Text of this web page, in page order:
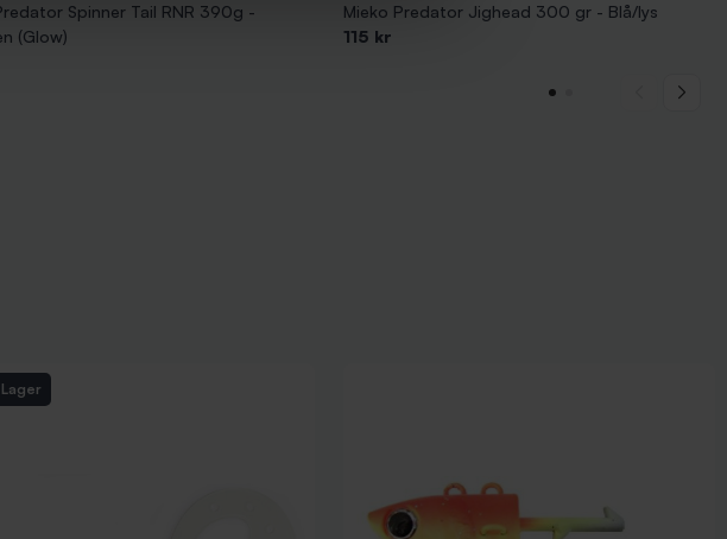
Spinner Tail RNR 390g -
(Glow)
Mieko Predator Jighead 300 gr - Blå/lys
115 kr